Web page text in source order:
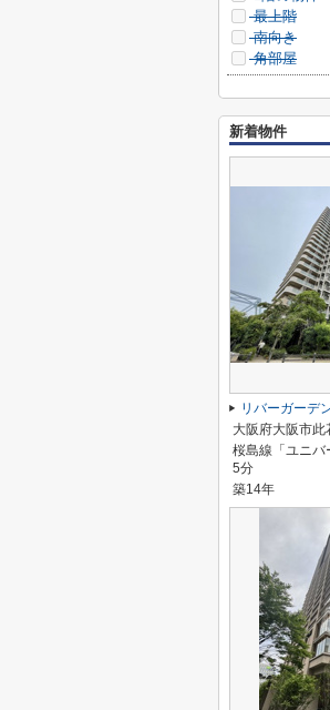
最上階
南向き
角部屋
新着物件
大阪府大阪市
桜島線「ユニバ
5分
築14年